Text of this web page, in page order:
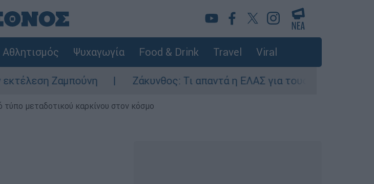
Αθλητισμός Ψυχαγωγία Food & Drink Travel Viral
Ζαμπούνη Ζάκυνθος: Τι απαντά η ΕΛΑΣ για τους 8 βιασμούς
μεταδοτικού καρκίνου στον κόσμο